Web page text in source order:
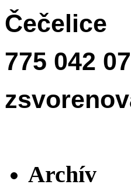
Čečelice
775 042
Archív